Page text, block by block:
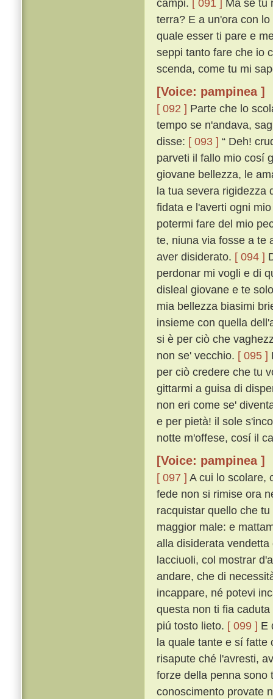
campi. [ 091 ] Ma se tu
terra? E a un'ora con
quale esser ti pare e
seppi tanto fare che io
scenda, come tu mi
[Voice: pampinea ]
[ 092 ] Parte che lo
tempo se n'andava,
disse: [ 093 ] “ Deh!
parveti il fallo mio cosí
giovane bellezza, le
la tua severa rigidezza
fidata e l'averti ogni
potermi fare del mio
te, niuna via fosse a te
aver disiderato. [ 094 ]
perdonar mi vogli e di
disleal giovane e te
mia bellezza biasimi
insieme con quella
si è per ciò che
non se' vecchio. [ 095 ]
per ciò credere che tu
gittarmi a guisa di
non eri come se'
e per pietà! il sole
notte m'offese, cosí il
[Voice: pampinea ]
[ 097 ] A cui lo scolare,
fede non si rimise ora
racquistar quello che
maggior male: e
alla disiderata
lacciuoli, col mostrar
andare, che di
incappare, né potevi
questa non ti fia
piú tosto lieto. [ 099 ] E
la quale tante e sí fatte
risapute ché l'avresti,
forze della penna sono
conoscimento provate